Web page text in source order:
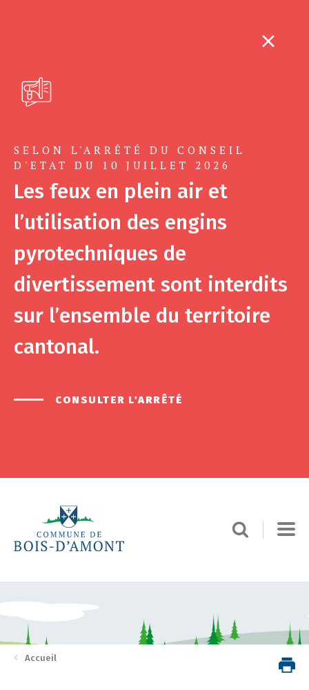
SELON L'ARRÊTÉ DU CONSEIL
D'ETAT DU 10 JUILLET 2026
Les feux en plein air et
l’utilisation des engins
pyrotechniques de
divertissement sont interdits
sur l’ensemble du territoire
cantonal.
CONSULTER L'ARRÊTÉ
Accueil